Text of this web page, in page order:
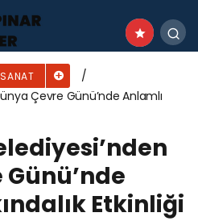
Çevre Günü’nde Anlamlı
Etkinliği
Aydınlığında